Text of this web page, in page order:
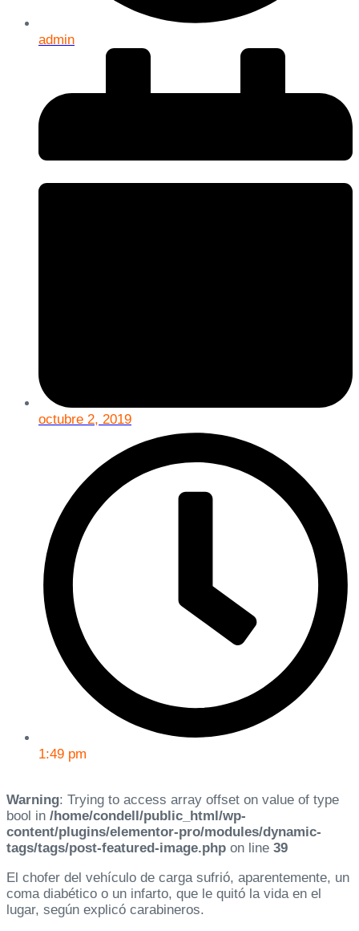
admin
octubre 2, 2019
1:49 pm
Warning: Trying to access array offset on value of type
bool in /home/condell/public_html/wp-
content/plugins/elementor-pro/modules/dynamic-
tags/tags/post-featured-image.php on line 39
El chofer del vehículo de carga sufrió, aparentemente, un
coma diabético o un infarto, que le quitó la vida en el
lugar, según explicó carabineros.